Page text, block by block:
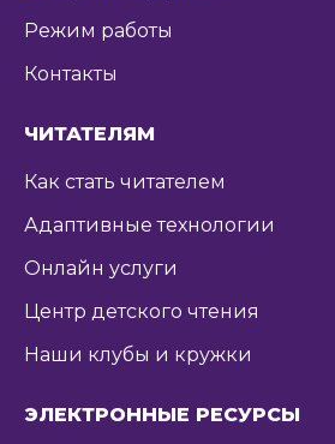
Режим работы
Контакты
ЧИТАТЕЛЯМ
Как стать читателем
Адаптивные технологии
Онлайн услуги
Центр детского чтения
Наши клубы и кружки
ЭЛЕКТРОННЫЕ РЕСУРСЫ